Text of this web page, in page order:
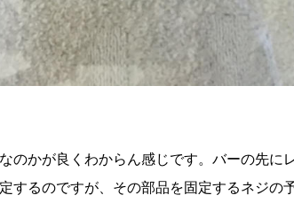
かが良くわからん感じです。バーの先に
るのですが、その部品を固定するネジの